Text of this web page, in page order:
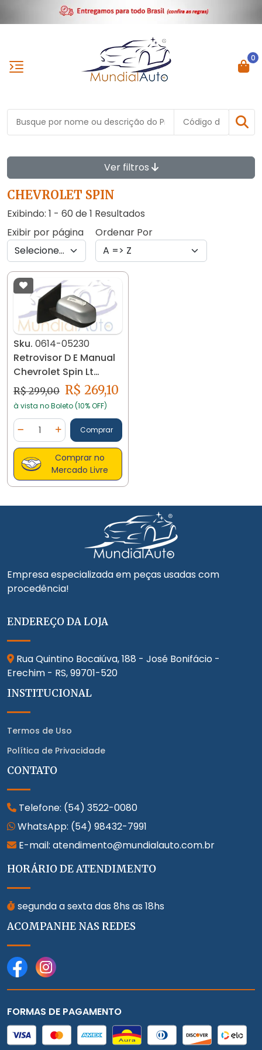
0
Ver filtros
CHEVROLET SPIN
Exibindo: 1 - 60 de 1 Resultados
Exibir por página
Ordenar Por
Sku. 0614-05230
Retrovisor D E Manual
Chevrolet Spin Lt
2013/... 0614
R$ 299,00 R$ 269,10
à vista no Boleto (10% OFF)
Diminuir Quantidade
Quantidade
Adicionar Quantidade
Comprar
Comprar no
Mercado Livre
Empresa especializada em peças usadas com
procedência!
ENDEREÇO DA LOJA
Rua Quintino Bocaiúva, 188 - José Bonifácio -
Erechim - RS,99701-520
INSTITUCIONAL
Termos de Uso
Política de Privacidade
CONTATO
Telefone: (54) 3522-0080
WhatsApp: (54) 98432-7991
E-mail: atendimento@mundialauto.com.br
HORÁRIO DE ATENDIMENTO
segunda a sexta das 8hs as 18hs
ACOMPANHE NAS REDES
FORMAS DE PAGAMENTO